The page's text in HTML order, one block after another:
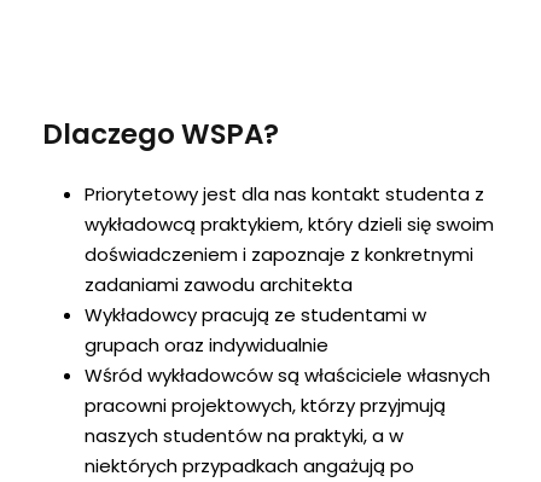
Dlaczego WSPA?
Priorytetowy jest dla nas kontakt studenta z
wykładowcą praktykiem, który dzieli się swoim
doświadczeniem i zapoznaje z konkretnymi
zadaniami zawodu architekta
Wykładowcy pracują ze studentami w
grupach oraz indywidualnie
Wśród wykładowców są właściciele własnych
pracowni projektowych, którzy przyjmują
naszych studentów na praktyki, a w
niektórych przypadkach angażują po